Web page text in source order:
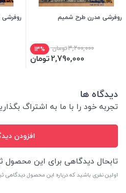
روفرشی مدرن طرح شمیم
3,200,000تومان 13%
2,790,000تومان
روفرشی
دیدگاه ها
تجربه خود را با ما به اشتراگ
افزودن
تابحال دیدگاهی برای این
اولین نفری باشید که درباره این محصول دیدگاهی